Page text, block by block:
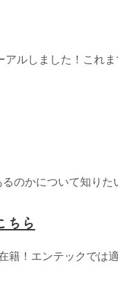
ルしました！これ
のかについて知りた
ちら
！エンテックでは